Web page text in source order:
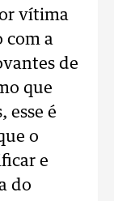
vítima
com a
de
que
esse é
o
e
do